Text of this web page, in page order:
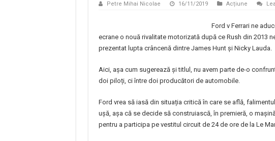
Petre Mihai Nicolae 16/11/2019 Acțiune
Ford v Ferrari ne
ecrane o nouă rivalitate motorizată după ce Rush din 2013
prezentat lupta crâncenă dintre James Hunt și Nicky Lauda.
Aici, așa cum sugerează și titlul, nu avem parte de-o
doi piloți, ci între doi producători de automobile.
Ford vrea să iasă din situația critică în care se află,
ușă, așa că se decide să construiască, în premieră, o
pentru a participa pe vestitul circuit de 24 de ore de la Le